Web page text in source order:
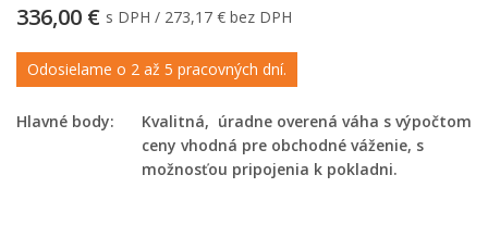
336,00 € s DPH / 273,17 € bez DPH
Odosielame o 2 až 5 pracovných dní.
Hlavné body:
Kvalitná, úradne overená váha s výpočtom
ceny vhodná pre obchodné váženie, s
možnosťou pripojenia k pokladni.